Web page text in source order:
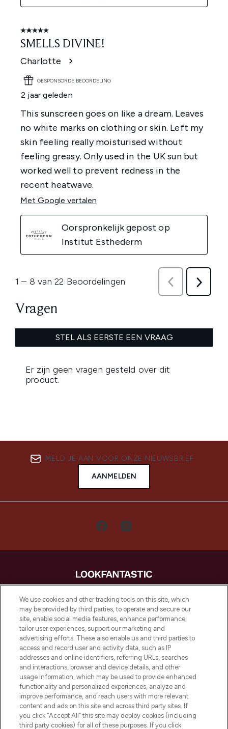
MELD JE AAN VOOR ONZE NIEUWSBRIEF
AANMELDEN
LOOKFANTASTIC is de ultieme online
beautybestemming van Europa, met de
beste huidverzorging, haarproducten en
make-up van meer dan 200 topmerken.
Shop online of via de app, met gratis
verzending vanaf €40.
Cookie-toestemming
Do Not Sell or Share My Personal
Information
HELP & INFORMATIE
We use cookies and other tracking tools on this site, which
may be provided by third parties, to operate and secure our
site, enable social media features, enhance performance,
tailor user experiences, support our marketing and
advertising efforts. These also enable us and third parties to
access and record user and activity data, such as IP
addresses and online identifiers, referring URLs, searches
and interactions, browser and device details, and other
usage information, which may be used to provide enhanced
functionality and personalized experiences, analyze and
improve performance, and reach users with more relevant
content and ads on this site and across third party sites. If
you click “Accept All” this site may deploy cookies (including
third party cookies) for all of these purposes. If you click